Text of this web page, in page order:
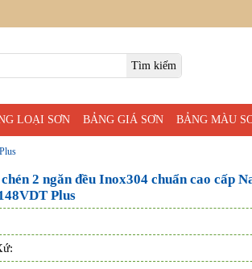
LOẠI SƠN BẢNG GIÁ SƠN BẢNG MÀU
2 ngăn đều Inox304 chuẩn cao cấp
Plus